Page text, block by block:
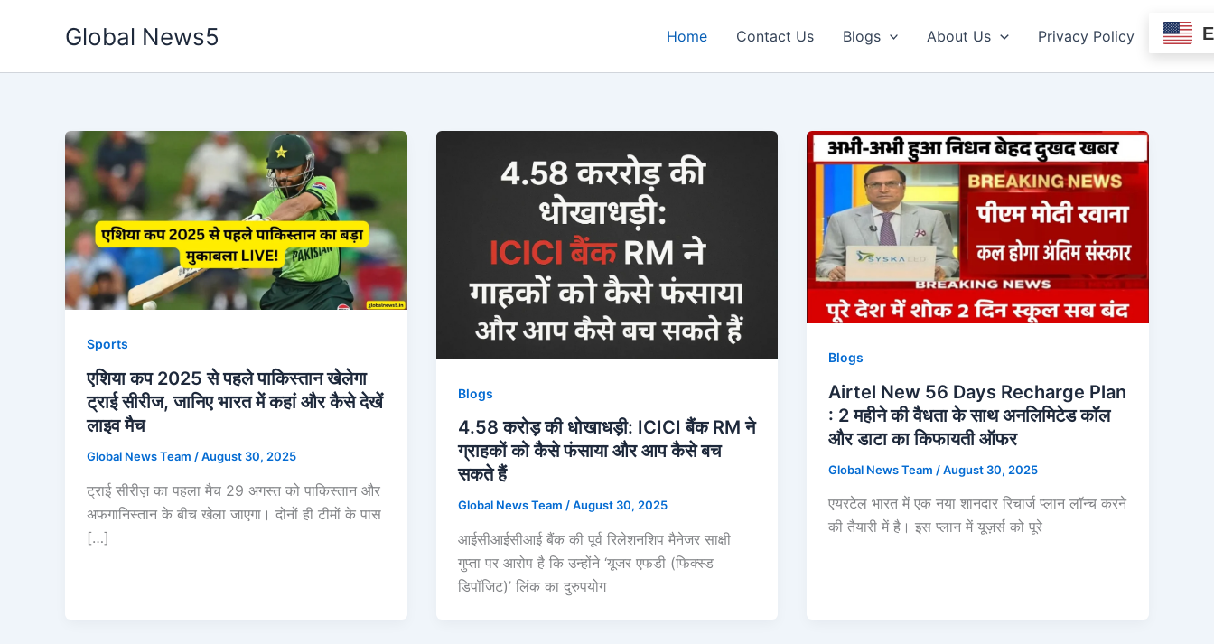
Global News5 Home Contact Us Blogs About Us Privacy Policy
Sports
एशिया कप 2025 से पहले पाकिस्तान खेलेगा
ट्राई सीरीज, जानिए भारत में कहां और कैसे देखें
लाइव मैच
Global News Team /August 30, 2025
ट्राई सीरीज़ का पहला मैच 29 अगस्त को पाकिस्तान और
अफगानिस्तान के बीच खेला जाएगा। दोनों ही टीमों के पास
[…]
Blogs
4.58 करोड़ की धोखाधड़ी: ICICI बैंक RM ने
ग्राहकों को कैसे फंसाया और आप कैसे बच
सकते हैं
Global News Team /August 30, 2025
आईसीआईसीआई बैंक की पूर्व रिलेशनशिप मैनेजर साक्षी
गुप्ता पर आरोप है कि उन्होंने ‘यूजर एफडी (फिक्स्ड
डिपॉजिट)’ लिंक का दुरुपयोग
Blogs
Airtel New 56 Days Recharge Plan
: 2 महीने की वैधता के साथ अनलिमिटेड कॉल
और डाटा का किफायती ऑफर
Global News Team /August 30, 2025
एयरटेल भारत में एक नया शानदार रिचार्ज प्लान लॉन्च करने
की तैयारी में है। इस प्लान में यूज़र्स को पूरे